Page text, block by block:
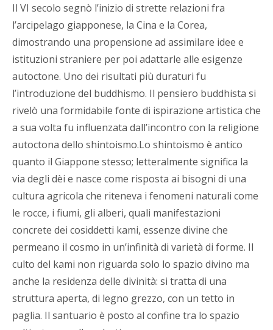
Il VI secolo segnò l’inizio di strette relazioni fra
l’arcipelago giapponese, la Cina e la Corea,
dimostrando una propensione ad assimilare idee e
istituzioni straniere per poi adattarle alle esigenze
autoctone. Uno dei risultati più duraturi fu
l’introduzione del buddhismo. Il pensiero buddhista si
rivelò una formidabile fonte di ispirazione artistica che
a sua volta fu influenzata dall’incontro con la religione
autoctona dello shintoismo.Lo shintoismo è antico
quanto il Giappone stesso; letteralmente significa la
via degli dèi e nasce come risposta ai bisogni di una
cultura agricola che riteneva i fenomeni naturali come
le rocce, i fiumi, gli alberi, quali manifestazioni
concrete dei cosiddetti kami, essenze divine che
permeano il cosmo in un’infinità di varietà di forme. Il
culto del kami non riguarda solo lo spazio divino ma
anche la residenza delle divinità: si tratta di una
struttura aperta, di legno grezzo, con un tetto in
paglia. Il santuario è posto al confine tra lo spazio